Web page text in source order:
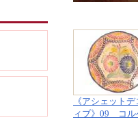
《アシェット
ィブ》09 コル